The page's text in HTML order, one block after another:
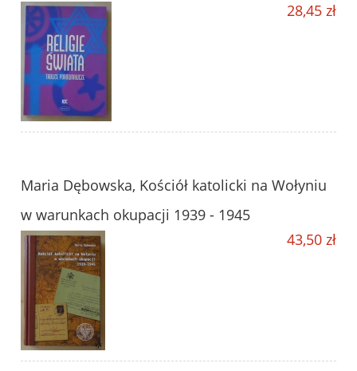
28,45 zł
Maria Dębowska, Kościół katolicki na Wołyniu
w warunkach okupacji 1939 - 1945
43,50 zł